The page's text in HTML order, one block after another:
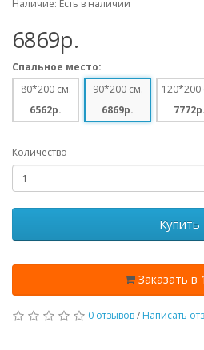
Наличие: Есть в наличии
6869p.
Спальное место:
80*200 см.
6562p.
90*200 см.
6869p.
120*200
7772p.
Количество
Купить
Заказать в
0 отзывов/ Написать